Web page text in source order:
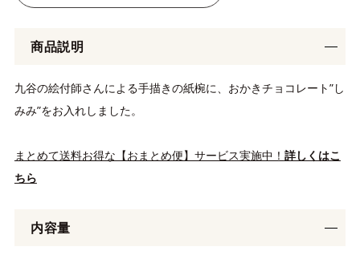
商品説明
九谷の絵付師さんによる手描きの紙椀に、おかきチョコレート”し
みみ”をお入れしました。
まとめて送料お得な【おまとめ便】サービス実施中！ 詳しくはこ
ちら
内容量